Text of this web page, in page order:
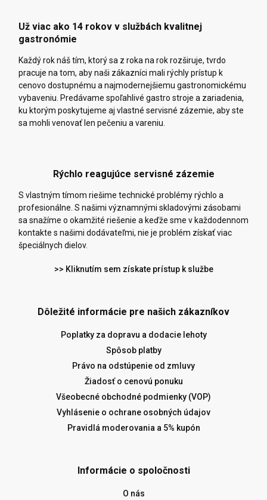
Už viac ako 14 rokov v službách kvalitnej
gastronómie
Každý rok náš tím, ktorý sa z roka na rok rozširuje, tvrdo
pracuje na tom, aby naši zákazníci mali rýchly prístup k
cenovo dostupnému a najmodernejšiemu gastronomickému
vybaveniu. Predávame spoľahlivé gastro stroje a zariadenia,
ku ktorým poskytujeme aj vlastné servisné zázemie, aby ste
sa mohli venovať len pečeniu a vareniu.
Rýchlo reagujúce servisné zázemie
S vlastným tímom riešime technické problémy rýchlo a
profesionálne. S našimi významnými skladovými zásobami
sa snažíme o okamžité riešenie a keďže sme v každodennom
kontakte s našimi dodávateľmi, nie je problém získať viac
špeciálnych dielov.
>> Kliknutím sem získate prístup k službe
Dôležité informácie pre našich zákazníkov
Poplatky za dopravu a dodacie lehoty
Spôsob platby
Právo na odstúpenie od zmluvy
Žiadosť o cenovú ponuku
Všeobecné obchodné podmienky (VOP)
Vyhlásenie o ochrane osobných údajov
Pravidlá moderovania a 5% kupón
Informácie o spoločnosti
O nás